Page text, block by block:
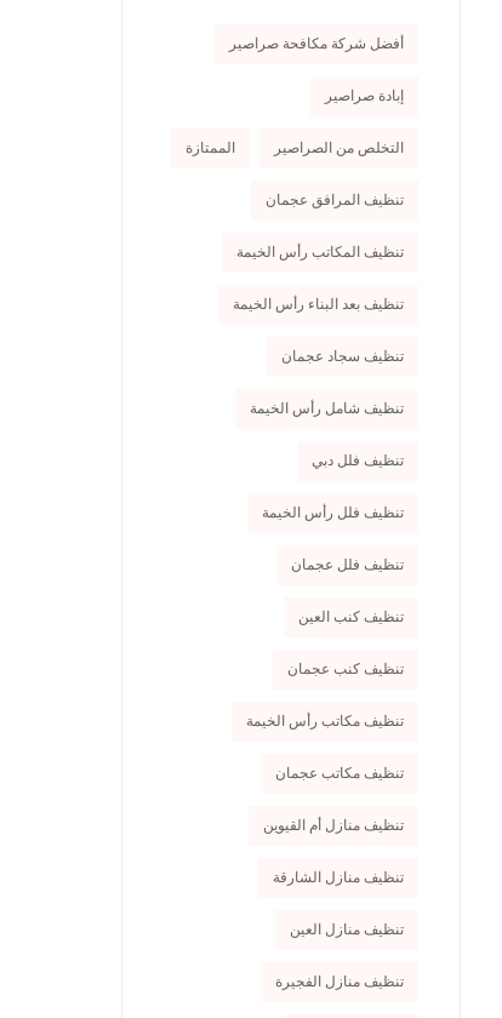
أفضل شركة مكافحة صراصير
إبادة صراصير
التخلص من الصراصير الممتازة
تنظيف المرافق عجمان
تنظيف المكاتب رأس الخيمة
تنظيف بعد البناء رأس الخيمة
تنظيف سجاد عجمان
تنظيف شامل رأس الخيمة
تنظيف فلل دبي
تنظيف فلل رأس الخيمة
تنظيف فلل عجمان
تنظيف كنب العين
تنظيف كنب عجمان
تنظيف مكاتب رأس الخيمة
تنظيف مكاتب عجمان
تنظيف منازل أم القيوين
تنظيف منازل الشارقة
تنظيف منازل العين
تنظيف منازل الفجيرة